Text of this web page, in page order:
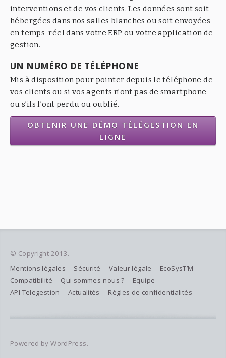
interventions et de vos clients. Les données sont soit
hébergées dans nos salles blanches ou soit envoyées
en temps-réel dans votre ERP ou votre application de
gestion.
UN NUMÉRO DE TÉLÉPHONE
Mis à disposition pour pointer depuis le téléphone de
vos clients ou si vos agents n’ont pas de smartphone
ou s’ils l’ont perdu ou oublié.
OBTENIR UNE DÉMO TÉLÉGESTION EN
LIGNE
© Copyright 2013.
Mentions légales
Sécurité Valeur légale
EcoSysT’M
Compatibilité
Qui sommes-nous ?
Equipe
API Telegestion
Actualités Règles de confidentialités
Powered by WordPress.